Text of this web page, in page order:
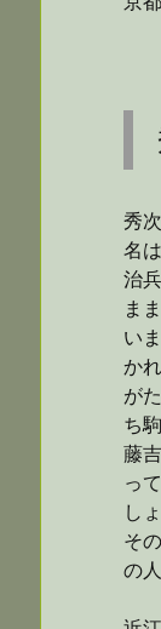
秀
名
治
ま
い
か
が
ち
藤
っ
し
そ
の